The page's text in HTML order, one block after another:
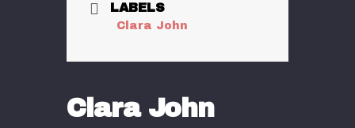
LABELS
Clara John
Clara John